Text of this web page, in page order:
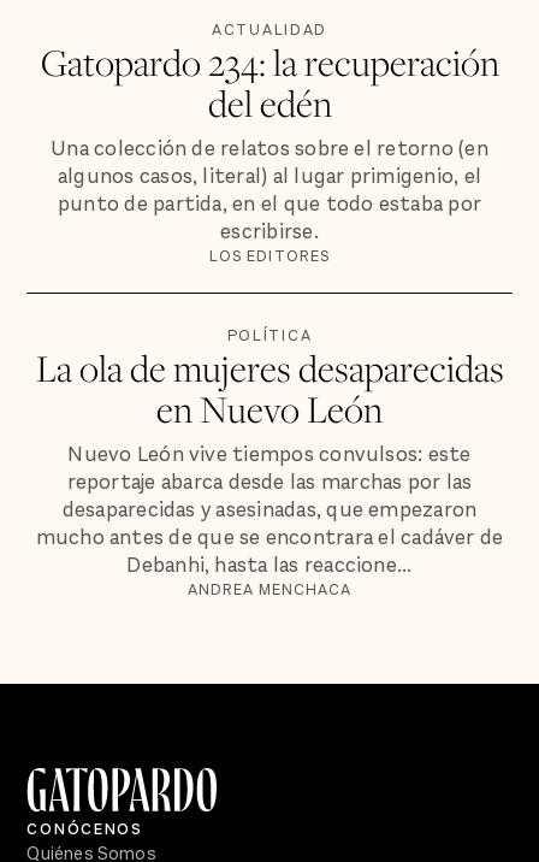
ACTUALIDAD
Gatopardo 234: la recuperación
del edén
Una colección de relatos sobre el retorno (en
algunos casos, literal) al lugar primigenio, el
punto de partida, en el que todo estaba por
escribirse.
LOS EDITORES
POLÍTICA
La ola de mujeres desaparecidas
en Nuevo León
Nuevo León vive tiempos convulsos: este
reportaje abarca desde las marchas por las
desaparecidas y asesinadas, que empezaron
mucho antes de que se encontrara el cadáver de
Debanhi, hasta las reaccione...
ANDREA MENCHACA
CONÓCENOS
Quiénes Somos